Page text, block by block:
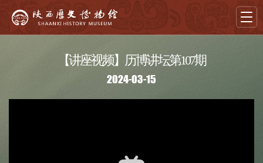
【讲座视频】历博讲坛第107期
2024-03-15